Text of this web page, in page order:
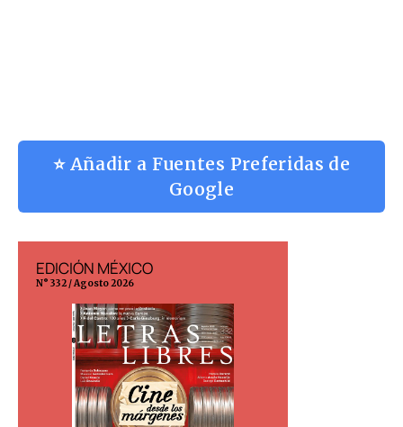
⭐ Añadir a Fuentes Preferidas de
Google
EDICIÓN ESPAÑA
N° 299 / Agosto 2026